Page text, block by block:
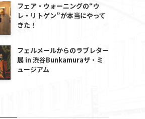
フェア・ウォーニングの“ウ
レ・リトゲン”が本当にやって
きた！
フェルメールからのラブレター
展 in 渋谷Bunkamuraザ・ミ
ュージアム